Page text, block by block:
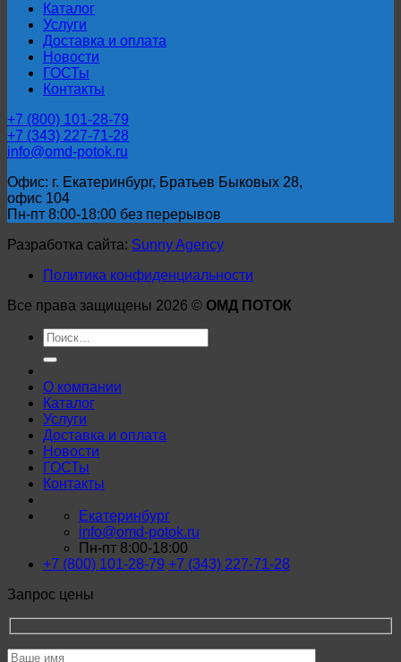
Каталог
Услуги
Доставка и оплата
Новости
ГОСТы
Контакты
+7 (800) 101-28-79
+7 (343) 227-71-28
info@omd-potok.ru
Офис: г. Екатеринбург, Братьев Быковых 28,
офис 104
Пн-пт 8:00-18:00 без перерывов
Разработка сайта: Sunny Agency
Политика конфиденциальности
Все права защищены 2026 © ОМД ПОТОК
Искать:
О компании
Каталог
Услуги
Доставка и оплата
Новости
ГОСТы
Контакты
Екатеринбург
info@omd-potok.ru
Пн-пт 8:00-18:00
+7 (800) 101-28-79 +7 (343) 227-71-28
Запрос цены